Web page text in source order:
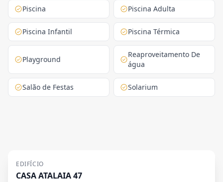
Piscina Piscina Adulta
Piscina Infantil Piscina Térmica
Playground
Reaproveitamento De
água
Salão de Festas Solarium
EDIFÍCIO
CASA ATALAIA 47